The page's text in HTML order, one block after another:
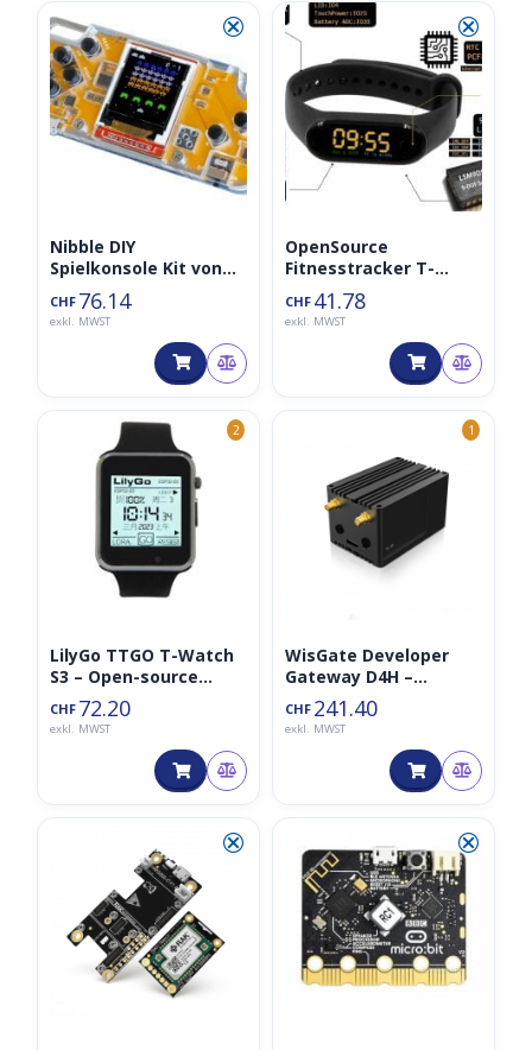
⮿
Nibble DIY
Spielkonsole Kit von
CircuitMess inkl. Tools
Starterset
(Gameconsole,
CHF 76.14
exkl. MWST
⮿
OpenSource
Fitnesstracker T-
Wristband ESP32
LILYGO TTGO
CHF 41.78
exkl. MWST
2
LilyGo TTGO T-Watch
S3 – Open-source
smartwatch with LoRa
and ESP32 S3
CHF 72.20
exkl. MWST
1
WisGate Developer
Gateway D4H –
RAK7248
CHF 241.40
exkl. MWST
⮿ ⮿